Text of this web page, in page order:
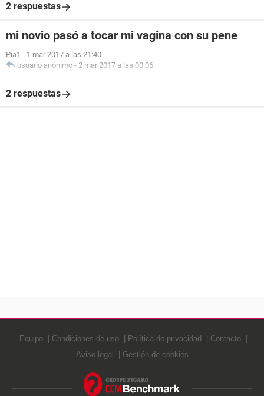
2 respuestas
mi novio pasó a tocar mi vagina con su pene
Pia1 - 1 mar 2017 a las 21:40
usuario anónimo - 2 mar 2017 a las 00:06
2 respuestas
Equipo Condiciones de uso Política de privacidad
Contacto
Aviso legal
Gestión de cookies